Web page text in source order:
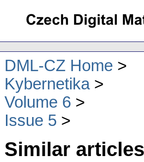
DML-CZ Home
Kybernetika
Volume 6
Issue 5
Similar